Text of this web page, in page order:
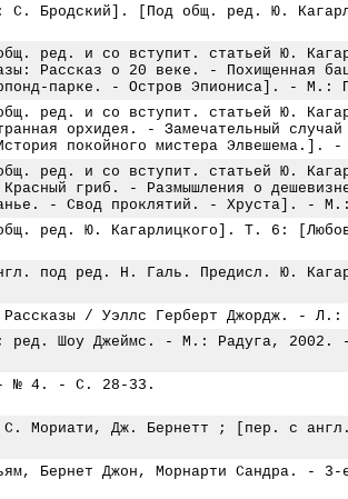
Бродский]. [Под общ. ред. Ю.
ред. и со вступит. статьей Ю.
Рассказ о 20 веке. - Похищенная
парке. - Остров Эпиониса]. -
ред. и со вступит. статьей Ю.
орхидея. - Замечательный
покойного мистера
ред. и со вступит. статьей Ю.
гриб. - Размышления о
- Свод проклятий. - Хруста]. -
ред. Ю. Кагарлицкого]. Т. 6:
под ред. Н. Галь. Предисл. Ю.
/ Уэллс Герберт Джордж. -
ред. Шоу Джеймс. - М.: Радуга, 2002.
- № 4. - С. 28-33.
С. Мориати, Дж. Бернетт ; [пер. с
Бернет Джон, Морнарти